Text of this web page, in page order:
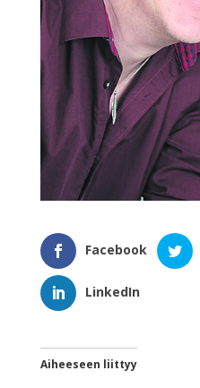
Facebook
LinkedIn
Aiheeseen liittyy